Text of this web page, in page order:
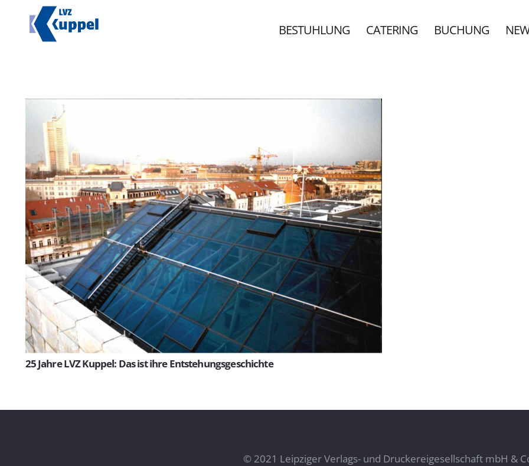
BESTUHLUNG CATERING BUCHUNG
25 Jahre LVZ Kuppel: Das ist ihre Entstehungsgeschichte
© 2021 Leipziger Verlags- und Druckereigesellschaft mbH &